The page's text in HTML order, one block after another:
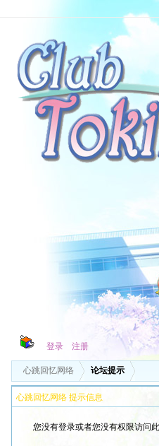
登录 注册
心跳回忆网络 论坛提示
心跳回忆网络 提示信息
您没有登录或者您没有权限访问